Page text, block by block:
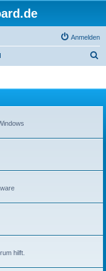
Anmelden
hilft.